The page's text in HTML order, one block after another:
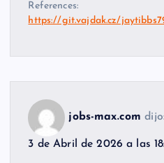
References:
https://git.vajdak.cz/
jobs-max.com dijo:
3 de Abril de 2026 a las